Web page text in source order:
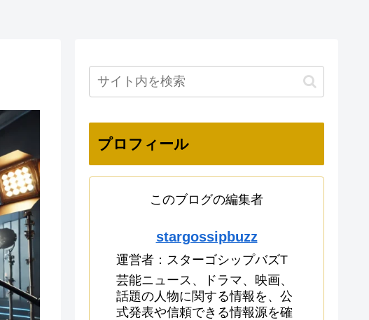
プロフィール
このブログの編集者
stargossipbuzz
運営者：スターゴシップバズT
芸能ニュース、ドラマ、映画、
話題の人物に関する情報を、公
式発表や信頼できる情報源を確